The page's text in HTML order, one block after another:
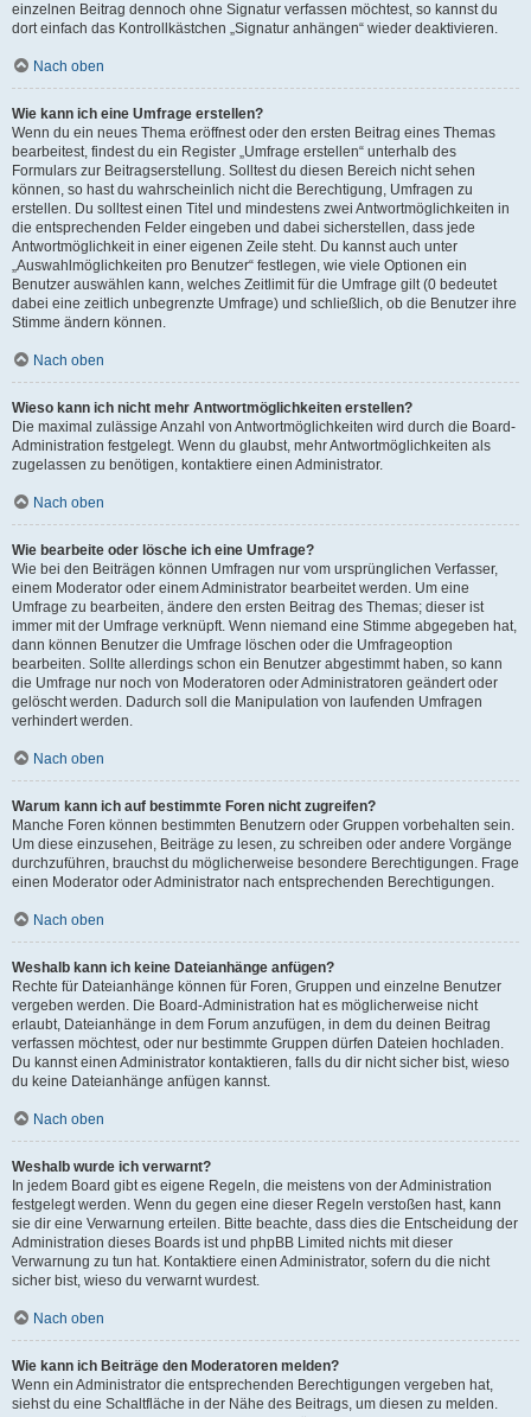
einzelnen Beitrag dennoch ohne Signatur verfassen möchtest, so kannst du
dort einfach das Kontrollkästchen „Signatur anhängen“ wieder deaktivieren.
Nach oben
Wie kann ich eine Umfrage erstellen?
Wenn du ein neues Thema eröffnest oder den ersten Beitrag eines Themas
bearbeitest, findest du ein Register „Umfrage erstellen“ unterhalb des
Formulars zur Beitragserstellung. Solltest du diesen Bereich nicht sehen
können, so hast du wahrscheinlich nicht die Berechtigung, Umfragen zu
erstellen. Du solltest einen Titel und mindestens zwei Antwortmöglichkeiten in
die entsprechenden Felder eingeben und dabei sicherstellen, dass jede
Antwortmöglichkeit in einer eigenen Zeile steht. Du kannst auch unter
„Auswahlmöglichkeiten pro Benutzer“ festlegen, wie viele Optionen ein
Benutzer auswählen kann, welches Zeitlimit für die Umfrage gilt (0 bedeutet
dabei eine zeitlich unbegrenzte Umfrage) und schließlich, ob die Benutzer ihre
Stimme ändern können.
Nach oben
Wieso kann ich nicht mehr Antwortmöglichkeiten erstellen?
Die maximal zulässige Anzahl von Antwortmöglichkeiten wird durch die Board-
Administration festgelegt. Wenn du glaubst, mehr Antwortmöglichkeiten als
zugelassen zu benötigen, kontaktiere einen Administrator.
Nach oben
Wie bearbeite oder lösche ich eine Umfrage?
Wie bei den Beiträgen können Umfragen nur vom ursprünglichen Verfasser,
einem Moderator oder einem Administrator bearbeitet werden. Um eine
Umfrage zu bearbeiten, ändere den ersten Beitrag des Themas; dieser ist
immer mit der Umfrage verknüpft. Wenn niemand eine Stimme abgegeben hat,
dann können Benutzer die Umfrage löschen oder die Umfrageoption
bearbeiten. Sollte allerdings schon ein Benutzer abgestimmt haben, so kann
die Umfrage nur noch von Moderatoren oder Administratoren geändert oder
gelöscht werden. Dadurch soll die Manipulation von laufenden Umfragen
verhindert werden.
Nach oben
Warum kann ich auf bestimmte Foren nicht zugreifen?
Manche Foren können bestimmten Benutzern oder Gruppen vorbehalten sein.
Um diese einzusehen, Beiträge zu lesen, zu schreiben oder andere Vorgänge
durchzuführen, brauchst du möglicherweise besondere Berechtigungen. Frage
einen Moderator oder Administrator nach entsprechenden Berechtigungen.
Nach oben
Weshalb kann ich keine Dateianhänge anfügen?
Rechte für Dateianhänge können für Foren, Gruppen und einzelne Benutzer
vergeben werden. Die Board-Administration hat es möglicherweise nicht
erlaubt, Dateianhänge in dem Forum anzufügen, in dem du deinen Beitrag
verfassen möchtest, oder nur bestimmte Gruppen dürfen Dateien hochladen.
Du kannst einen Administrator kontaktieren, falls du dir nicht sicher bist, wieso
du keine Dateianhänge anfügen kannst.
Nach oben
Weshalb wurde ich verwarnt?
In jedem Board gibt es eigene Regeln, die meistens von der Administration
festgelegt werden. Wenn du gegen eine dieser Regeln verstoßen hast, kann
sie dir eine Verwarnung erteilen. Bitte beachte, dass dies die Entscheidung der
Administration dieses Boards ist und phpBB Limited nichts mit dieser
Verwarnung zu tun hat. Kontaktiere einen Administrator, sofern du die nicht
sicher bist, wieso du verwarnt wurdest.
Nach oben
Wie kann ich Beiträge den Moderatoren melden?
Wenn ein Administrator die entsprechenden Berechtigungen vergeben hat,
siehst du eine Schaltfläche in der Nähe des Beitrags, um diesen zu melden.